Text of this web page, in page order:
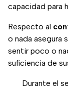
capacidad para
Respecto al
o nada asegura
sentir poco o
suficiencia de
Durante el